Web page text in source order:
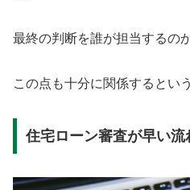
最終の判断を誰が担当するの
この点も十分に関係するとい
住宅ローン審査が早い流